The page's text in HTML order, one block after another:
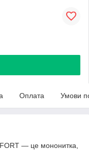
Оплата Умови
— це мононитка,